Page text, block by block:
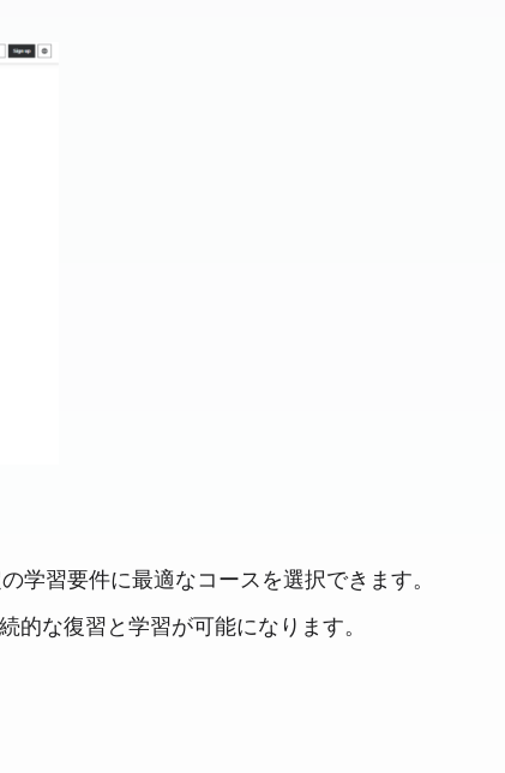
学習要件に最適なコースを選択できます。
的な復習と学習が​​可能になります。